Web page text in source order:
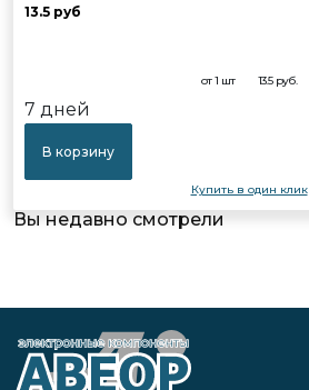
13.5 руб
от 1 шт 13.5руб.
7 дней
В корзину
Купить в один клик
Вы недавно смотрели